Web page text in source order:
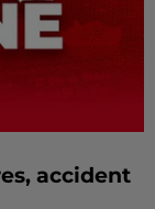
accident